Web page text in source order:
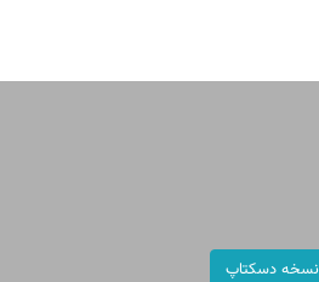
نسخه دسکتاپ